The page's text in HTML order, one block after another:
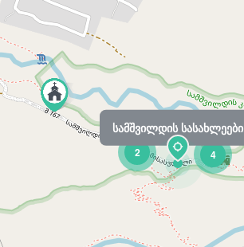
სამშვილდის სასახლეები
2
4